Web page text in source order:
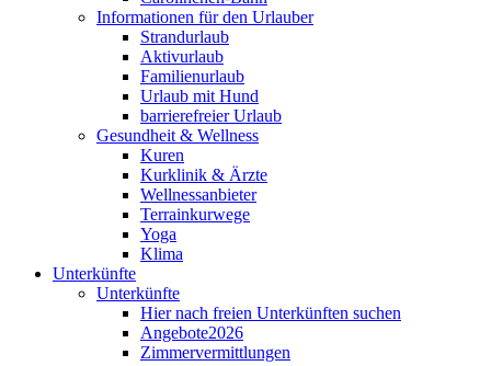
Informationen für den Urlauber
Strandurlaub
Aktivurlaub
Familienurlaub
Urlaub mit Hund
barrierefreier Urlaub
Gesundheit & Wellness
Kuren
Kurklinik & Ärzte
Wellnessanbieter
Terrainkurwege
Yoga
Klima
Unterkünfte
Unterkünfte
Hier nach freien Unterkünften suchen
Angebote2026
Zimmervermittlungen